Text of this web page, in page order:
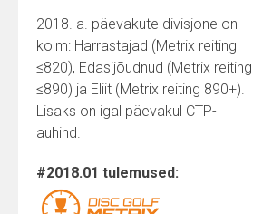
2018. a. päevakute divisjone on
kolm: Harrastajad (Metrix reiting
≤820), Edasijõudnud (Metrix reiting
≤890) ja Eliit (Metrix reiting 890+).
Lisaks on igal päevakul CTP-
auhind.
#2018.01 tulemused: